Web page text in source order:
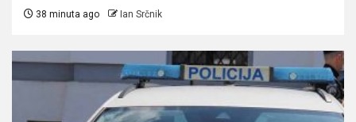
38 minuta ago Ian Srčnik